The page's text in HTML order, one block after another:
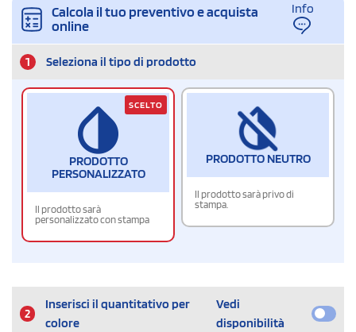
Calcola il tuo preventivo e acquista
online
Info
1 Seleziona il tipo di prodotto
PRODOTTO
PERSONALIZZATO
Il prodotto sarà
personalizzato con stampa
SCELTO
PRODOTTO NEUTRO
Il prodotto sarà privo di
stampa.
2
Inserisci il quantitativo per
colore
Vedi
disponibilità